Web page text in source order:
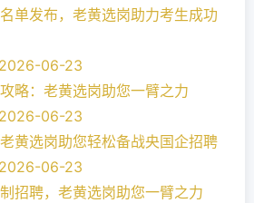
单发布，老黄选岗助力考生成功
2026-06-23
略：老黄选岗助您一臂之力
2026-06-23
黄选岗助您轻松备战央国企招聘
2026-06-23
招聘，老黄选岗助您一臂之力